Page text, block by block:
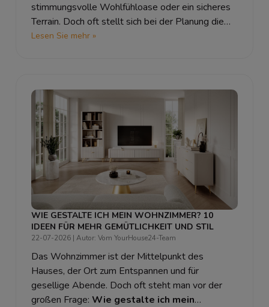
stimmungsvolle Wohlfühloase oder ein sicheres
Terrain. Doch oft stellt sich bei der Planung die
entscheidende Frage:
kaltweißbesser zu Ihrem Zuhause passt, und
verraten, wo Sie
warmweiß oder kaltweiß im
Garten am effektivsten einsetzen.
Lesen Sie mehr »
WIE GESTALTE ICH MEIN WOHNZIMMER? 10
IDEEN FÜR MEHR GEMÜTLICHKEIT UND STIL
22-07-2026 | Autor: Vom YourHouse24-Team
Das Wohnzimmer ist der Mittelpunkt des
Hauses, der Ort zum Entspannen und für
gesellige Abende. Doch oft steht man vor der
großen Frage: Wie gestalte ich mein